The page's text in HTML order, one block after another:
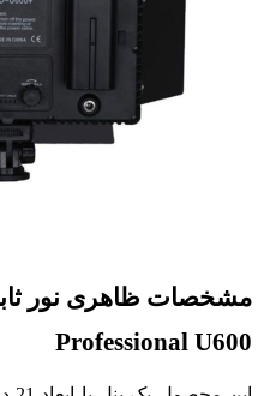
مشخصات ظاهری نور
Professional U600